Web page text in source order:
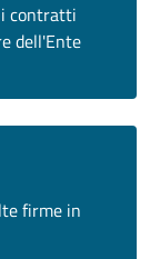
contratti
dell'Ente
firme in